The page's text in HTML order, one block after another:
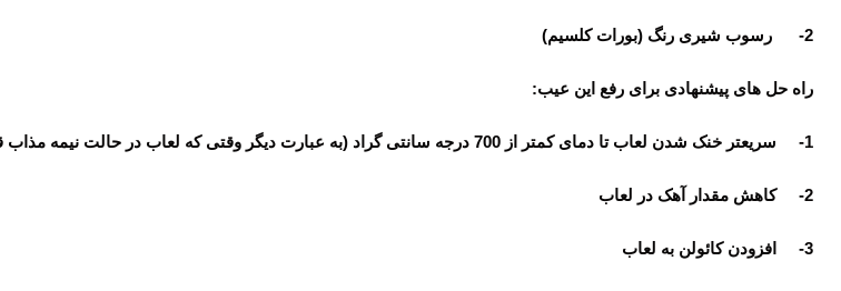
2- رسوب شیری رنگ (بورات کلسیم)
راه حل های پیشنهادی برای رفع این عیب:
1- سریعتر خنک شدن لعاب تا دمای کمتر از 700 درجه سانتی گراد (به عبارت دیگر وقتی که لعاب در حالت نیمه مذاب قرار داشته باشند)
2- کاهش مقدار آهک در لعاب
3- افزودن کائولن به لعاب